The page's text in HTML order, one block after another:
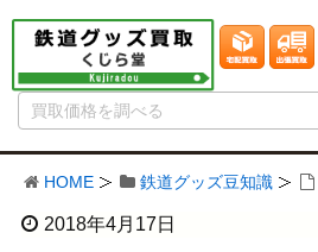
HOME 鉄道グッズ豆知識
2018年4月17日